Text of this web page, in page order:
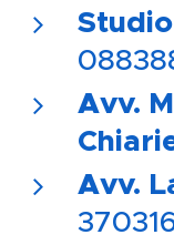
Avv.
Avv.